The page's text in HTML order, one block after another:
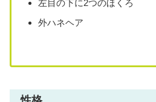
左目の下に2つのほくろ
外ハネヘア